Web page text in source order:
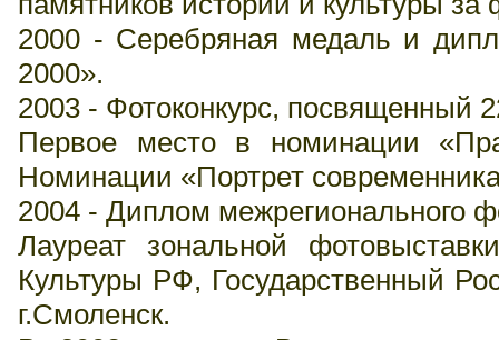
2000 - Серебряная медаль и
2000».
2003 - Фотоконкурс, посвященный
Первое место в номинации
Номинации «Портрет
2004 - Диплом межрегионального
Лауреат зональной
Культуры РФ, Государственный
г.Смоленск.